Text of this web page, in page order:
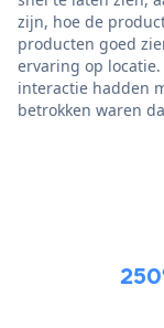
zijn, hoe de
producten goed
ervaring op
interactie hadden
betrokken waren